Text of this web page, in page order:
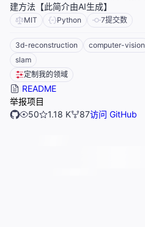
建方法【此简介由AI生成】
MIT Python 7提交数
3d-reconstruction computer-vision
slam
定制我的领域
README
举报项目
50
1.18 K 87访问 GitHub